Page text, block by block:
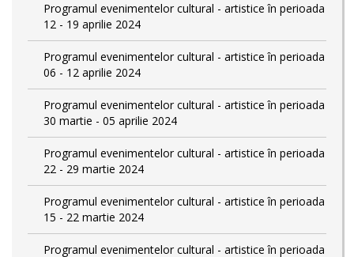
Programul evenimentelor cultural - artistice în perioada
12 - 19 aprilie 2024
Programul evenimentelor cultural - artistice în perioada
06 - 12 aprilie 2024
Programul evenimentelor cultural - artistice în perioada
30 martie - 05 aprilie 2024
Programul evenimentelor cultural - artistice în perioada
22 - 29 martie 2024
Programul evenimentelor cultural - artistice în perioada
15 - 22 martie 2024
Programul evenimentelor cultural - artistice în perioada